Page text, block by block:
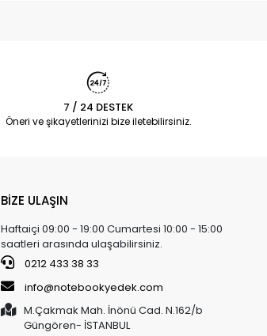
7 / 24 DESTEK
Öneri ve şikayetlerinizi bize iletebilirsiniz.
BİZE ULAŞIN
Haftaiçi 09:00 - 19:00 Cumartesi 10:00 - 15:00
saatleri arasında ulaşabilirsiniz.
0212 433 38 33
info@notebookyedek.com
M.Çakmak Mah. İnönü Cad. N.162/b
Güngören- İSTANBUL